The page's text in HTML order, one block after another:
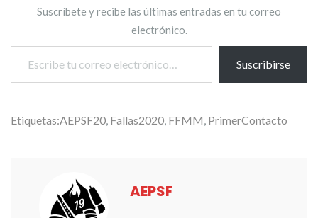
Suscríbete y recibe las últimas entradas en tu correo
electrónico.
Escribe tu correo electrónico…
Suscribirse
Etiquetas:AEPSF20, Fallas2020, FFMM, PrimerContacto
AEPSF